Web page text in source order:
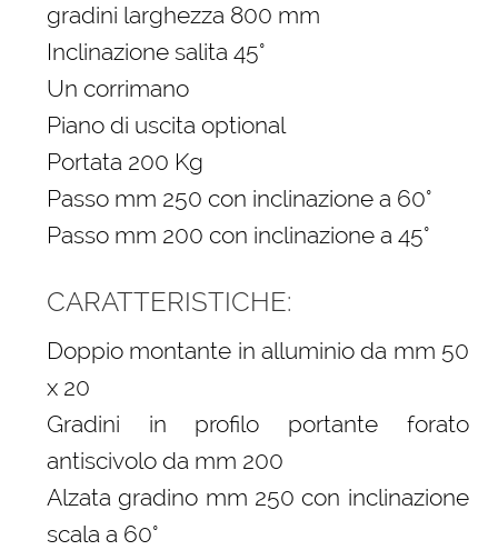
gradini larghezza 800 mm
Inclinazione salita 45°
Un corrimano
Piano di uscita optional
Portata 200 Kg
Passo mm 250 con inclinazione a 60°
Passo mm 200 con inclinazione a 45°
CARATTERISTICHE:
Doppio montante in alluminio da mm 50
x 20
Gradini in profilo portante forato
antiscivolo da mm 200
Alzata gradino mm 250 con inclinazione
scala a 60°